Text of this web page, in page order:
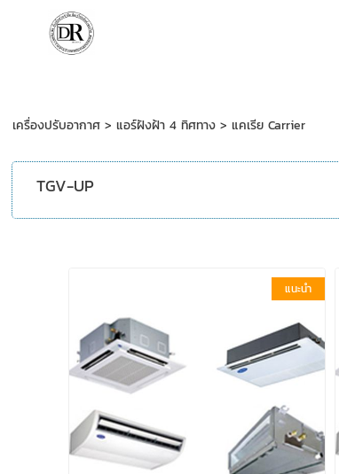
เครื่องปรับอากาศ> แอร์ฝังฝ้า 4 ทิศทาง> แคเรีย Carrier
TGV-UP
แนะนำ